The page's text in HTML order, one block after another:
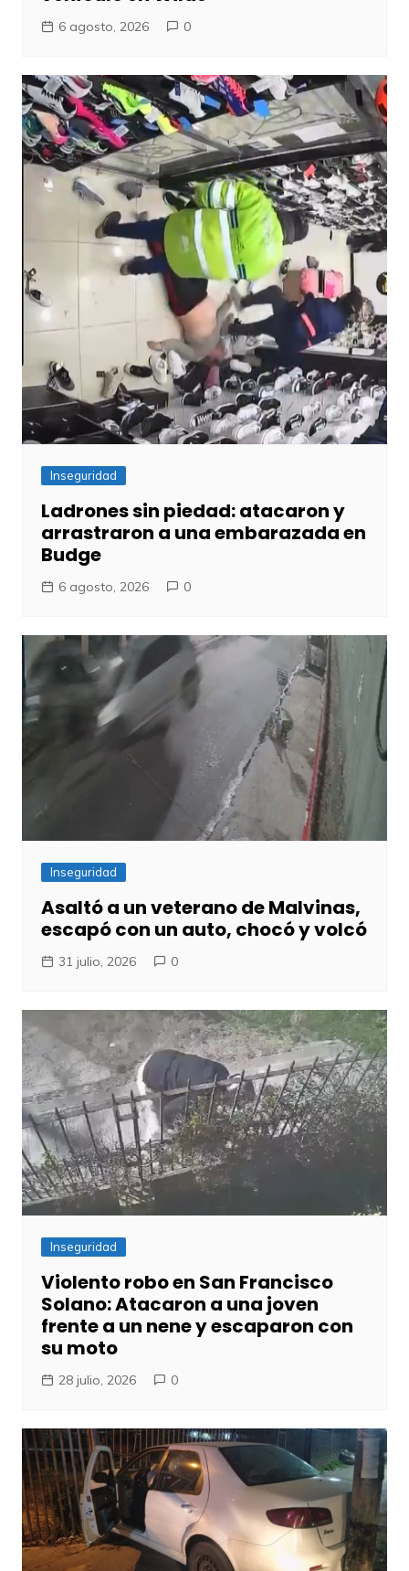
6 agosto, 2026 0
Inseguridad
Ladrones sin piedad: atacaron y
arrastraron a una embarazada en
Budge
6 agosto, 2026 0
Inseguridad
Asaltó a un veterano de Malvinas,
escapó con un auto, chocó y volcó
31 julio, 2026 0
Inseguridad
Violento robo en San Francisco
Solano: Atacaron a una joven
frente a un nene y escaparon con
su moto
28 julio, 2026 0